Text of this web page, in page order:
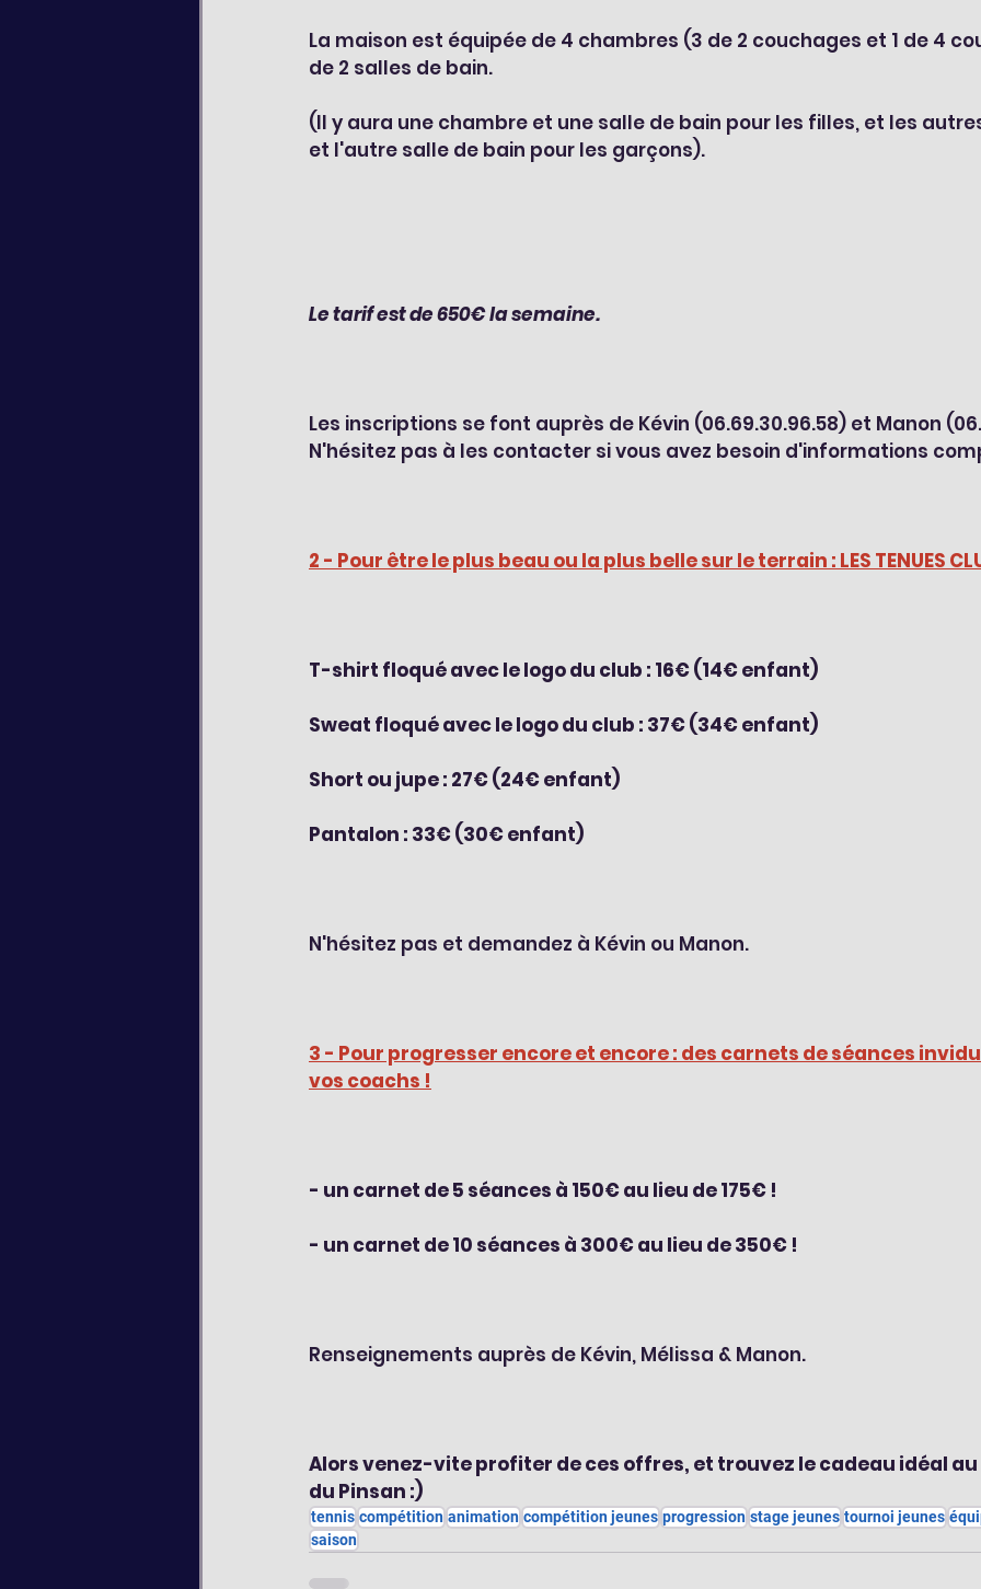
La maison est équipée de 4 chambres (3 de 2 couchages et 1 de 4
de 2 salles de bain.
(Il y aura une chambre et une salle de bain pour les filles, et les
et l'autre salle de bain pour les garçons).
Le tarif est de 650€ la semaine.
Les inscriptions se font auprès de Kévin (06.69.30.96.58) et Manon
N'hésitez pas à les contacter si vous avez besoin d'informations
2 - Pour être le plus beau ou la plus belle sur le terrain : LES TENUES
T-shirt floqué avec le logo du club : 16€ (14€ enfant)
Sweat floqué avec le logo du club : 37€ (34€ enfant)
Short ou jupe : 27€ (24€ enfant)
Pantalon : 33€ (30€ enfant)
N'hésitez pas et demandez à Kévin ou Manon.
3 - Pour progresser encore et encore : des carnets de séances
vos coachs !
- un carnet de 5 séances à 150€ au lieu de 175€ !
- un carnet de 10 séances à 300€ au lieu de 350€ !
Renseignements auprès de Kévin, Mélissa & Manon.
Alors venez-vite profiter de ces offres, et trouvez le cadeau idéal au
du Pinsan :)
tennis compétition animation compétition jeunes progression stage jeunes tournoi jeunes
saison